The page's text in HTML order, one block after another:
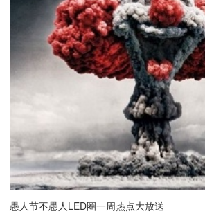
愚人节不愚人LED圈一周热点大放送